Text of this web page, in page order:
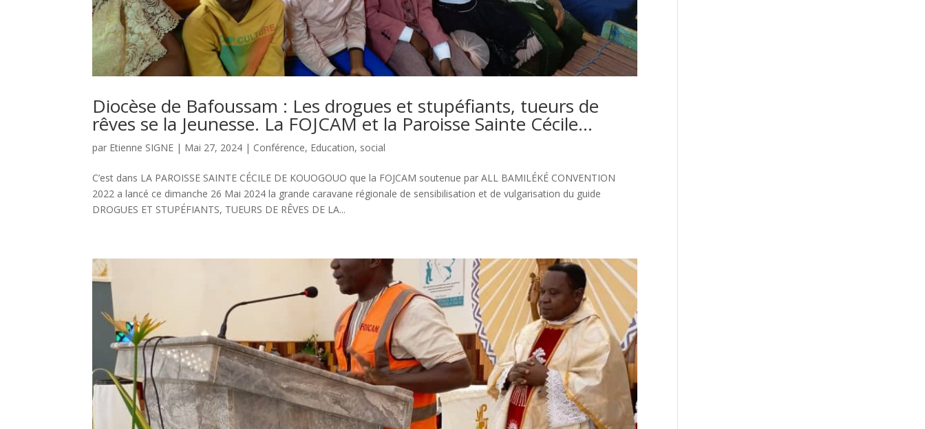
Diocèse de Bafoussam : Les drogues et stupéfiants, tueurs de
rêves se la Jeunesse. La FOJCAM et la Paroisse Sainte Cécile…
par Etienne SIGNE | Mai 27, 2024 | Conférence, Education, social
C’est dans LA PAROISSE SAINTE CÉCILE DE KOUOGOUO que la FOJCAM soutenue par ALL BAMILÉKÉ CONVENTION
2022 a lancé ce dimanche 26 Mai 2024 la grande caravane régionale de sensibilisation et de vulgarisation du guide
DROGUES ET STUPÉFIANTS, TUEURS DE RÊVES DE LA...